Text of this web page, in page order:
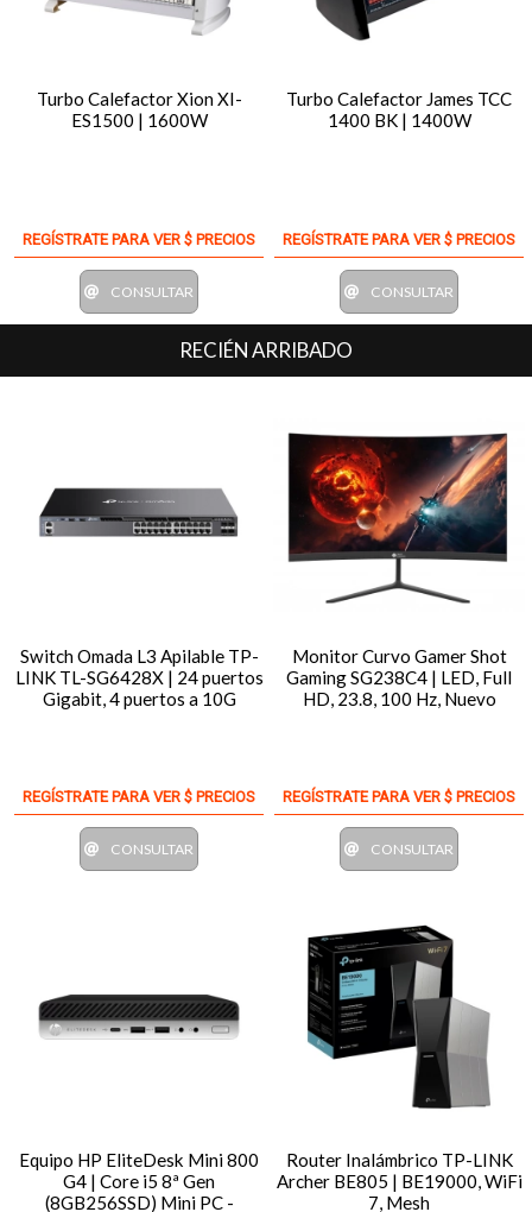
Turbo Calefactor Xion XI-
ES1500 | 1600W
REGÍSTRATE PARA VER $ PRECIOS
CONSULTAR
Turbo Calefactor James TCC
1400 BK | 1400W
REGÍSTRATE PARA VER $ PRECIOS
CONSULTAR
RECIÉN ARRIBADO
Switch Omada L3 Apilable TP-
LINK TL-SG6428X | 24 puertos
Gigabit, 4 puertos a 10G
REGÍSTRATE PARA VER $ PRECIOS
CONSULTAR
Monitor Curvo Gamer Shot
Gaming SG238C4 | LED, Full
HD, 23.8, 100 Hz, Nuevo
REGÍSTRATE PARA VER $ PRECIOS
CONSULTAR
Equipo HP EliteDesk Mini 800
G4 | Core i5 8ª Gen
(8GB256SSD) Mini PC -
Router Inalámbrico TP-LINK
Archer BE805 | BE19000, WiFi
7, Mesh